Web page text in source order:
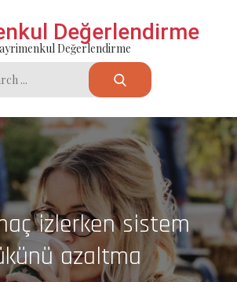
Değerlendirme
Değerlendirme
izlerken sistem
azaltma